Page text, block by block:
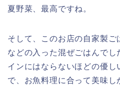
夏野菜、最高ですね。
そして、このお店の自家製ご
などの入った混ぜごはんでし
インにはならないほどの優
で、お魚料理に合って美味し